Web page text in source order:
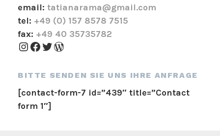
email: tatianarama@gmail.com
tel: +49 (0) 157 8578 7515
fax: +49 40 35735782
InstagramFacebook Twitter WordPress
BITTE SENDEN SIE UNS IHRE ANFRAGE
[contact-form-7 id=”439″ title=”Contact
form 1″]